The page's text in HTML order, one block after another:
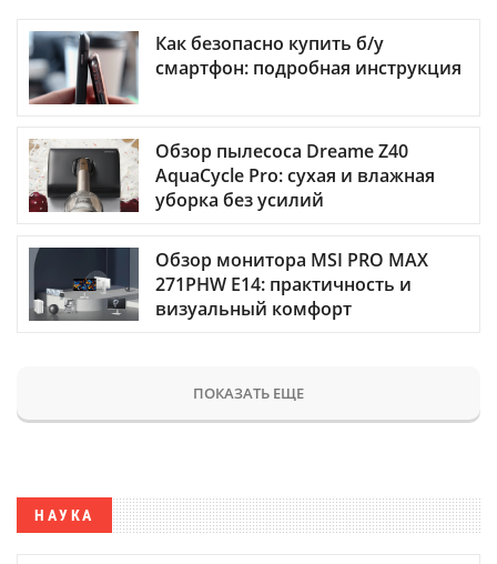
Как безопасно купить б/у
смартфон: подробная инструкция
Обзор пылесоса Dreame Z40
AquaCycle Pro: сухая и влажная
уборка без усилий
Обзор монитора MSI PRO MAX
271PHW E14: практичность и
визуальный комфорт
ПОКАЗАТЬ ЕЩЕ
НАУКА